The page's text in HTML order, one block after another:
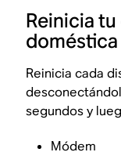
Reinicia
doméstica
Reinicia cada
segundos y
Módem